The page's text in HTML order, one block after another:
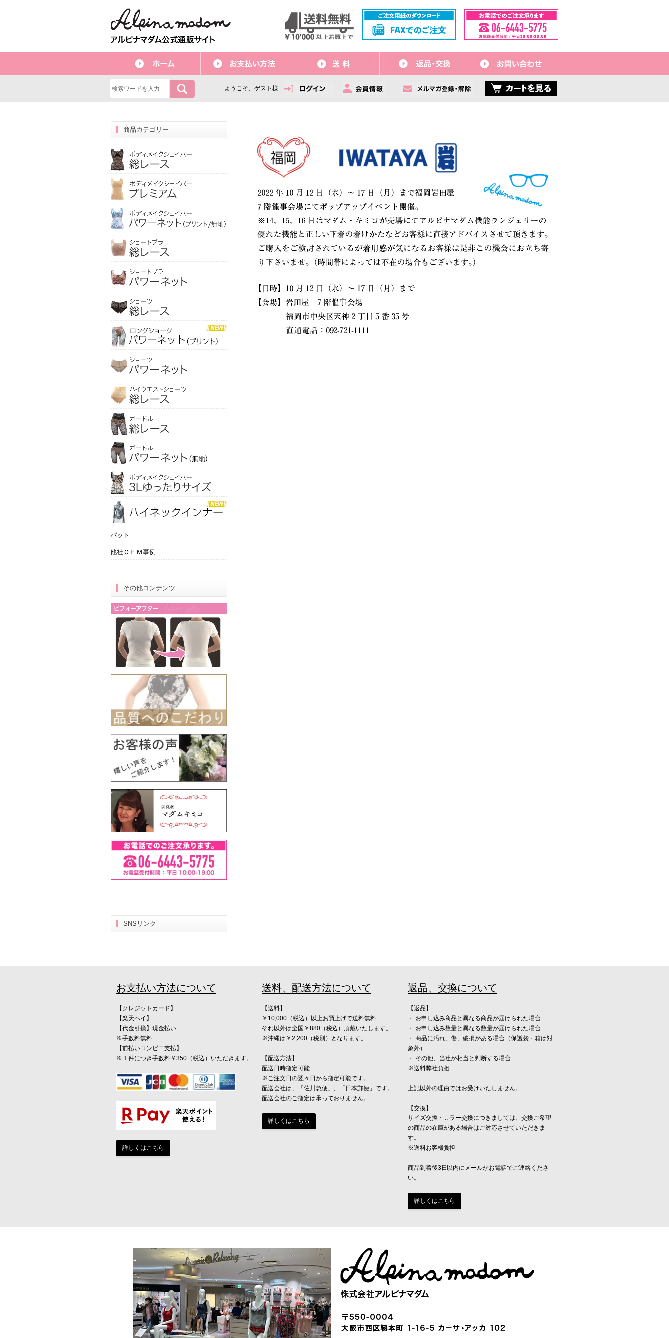
ようこそ、ゲスト様
商品カテゴリー
パット
他社ＯＥＭ事例
その他コンテンツ
SNSリンク
お支払い方法について 送料、配送方法について 返品、交換について
【クレジットカード】
【楽天ペイ】
【代金引換】現金払い
※手数料無料
【前払いコンビニ支払】
※１件につき手数料￥350（税込）いただきます。
詳しくはこちら
【送料】
￥10,000（税込）以上お買上げで送料無料
それ以外は全国￥880（税込）頂戴いたします。
※沖縄は￥2,200（税別）となります。
【配送方法】
配送日時指定可能
※ご注文日の翌々日から指定可能です。
配送会社は、「佐川急便」、「日本郵便」です。
配送会社のご指定は承っておりません。
詳しくはこちら
【返品】
・ お申し込み商品と異なる商品が届けられた場合
・ お申し込み数量と異なる数量が届けられた場合
・ 商品に汚れ、傷、破損がある場合（保護袋・箱は対
象外）
・ その他、当社が相当と判断する場合
※送料弊社負担
上記以外の理由ではお受けいたしません。
【交換】
サイズ交換・カラー交換につきましては、交換ご希望
の商品の在庫がある場合はご対応させていただきま
す。
※送料お客様負担
商品到着後3日以内にメールかお電話でご連絡くださ
い。
詳しくはこちら